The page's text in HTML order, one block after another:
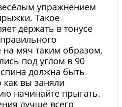
упражнением
Такое
держать в тонусе
на мяч таким образом,
под углом в 90
должна быть
вы заняли
начинайте прыгать.
лучше всего